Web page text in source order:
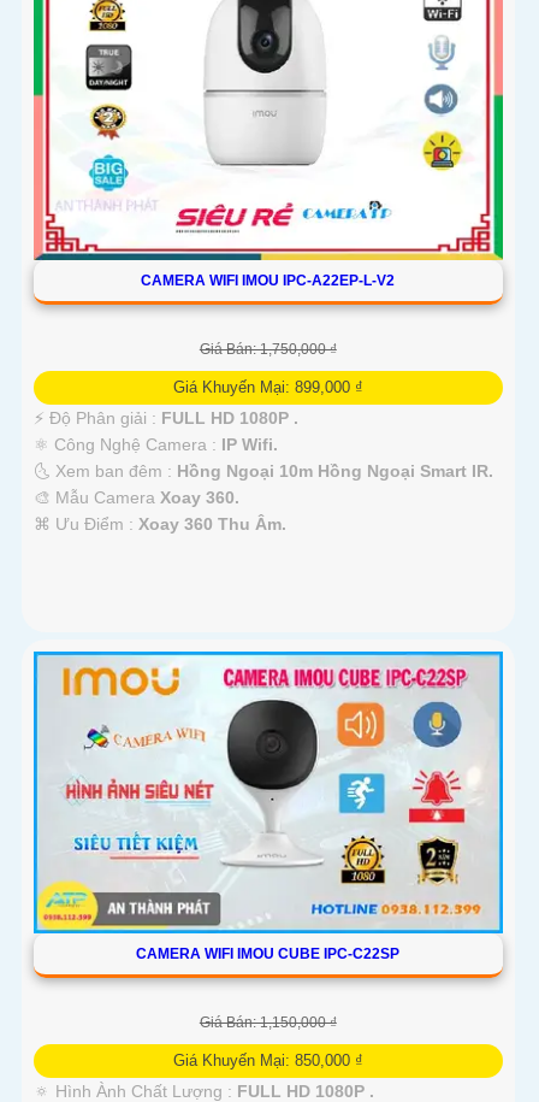
CAMERA WIFI IMOU IPC-A22EP-L-V2
Giá Bán: 1,750,000 ₫
Giá Khuyến Mại: 899,000 ₫
️⚡ Độ Phân giải : FULL HD 1080P .
⚛️ Công Nghệ Camera : IP Wifi.
🌜 Xem ban đêm : Hồng Ngoại 10m Hồng Ngoại Smart IR.
🎨 Mẫu Camera Xoay 360.
️⌘ Ưu Điểm : Xoay 360 Thu Âm.
CAMERA WIFI IMOU CUBE IPC-C22SP
Giá Bán: 1,150,000 ₫
Giá Khuyến Mại: 850,000 ₫
🔅 Hình Ành Chất Lượng : FULL HD 1080P .